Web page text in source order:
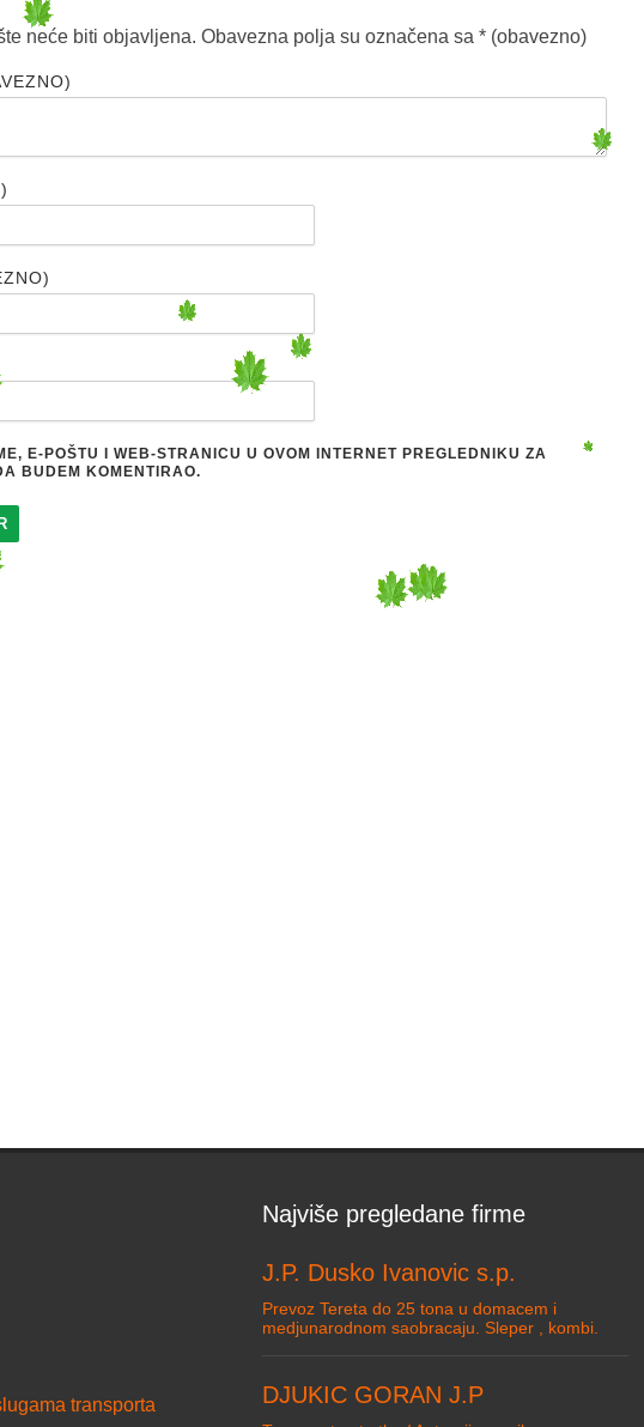
neće biti objavljena. Obavezna polja su označena sa * (obavezno)
E-POŠTU I WEB-STRANICU U OVOM INTERNET PREGLEDNIKU ZA
BUDEM KOMENTIRAO.
transporta
Najviše pregledane firme
J.P. Dusko Ivanovic s.p.
Prevoz Tereta do 25 tona u domacem i
medjunarodnom saobracaju. Sleper , kombi.
DJUKIC GORAN J.P